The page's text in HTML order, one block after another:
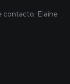
contacto: Elaine